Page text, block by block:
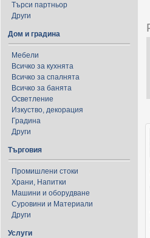
Търси партньор
Други
Дом и градина
Мебели
Всичко за кухнята
Всичко за спалнята
Всичко за банята
Осветление
Изкуство, декорация
Градина
Други
Търговия
Промишлени стоки
Храни, Напитки
Машини и оборудване
Суровини и Материали
Други
Услуги